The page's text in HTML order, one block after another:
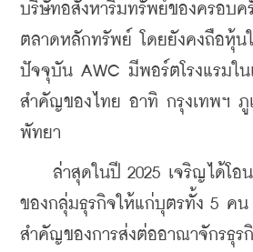
บริษัทอสังหาริมทรัพย์ของครอบค
ตลาดหลักทรัพย์ โดยยังคงถือหุ้น
ปัจจุบัน AWC มีพอร์ตโรงแรมใน
สำคัญของไทย อาทิ กรุงเทพฯ ภู
พัทยา
ล่าสุดในปี 2025 เจริญได้โอ
ของกลุ่มธุรกิจให้แก่บุตรทั้ง 5 คน
สำคัญของการส่งต่ออาณาจักรธุร